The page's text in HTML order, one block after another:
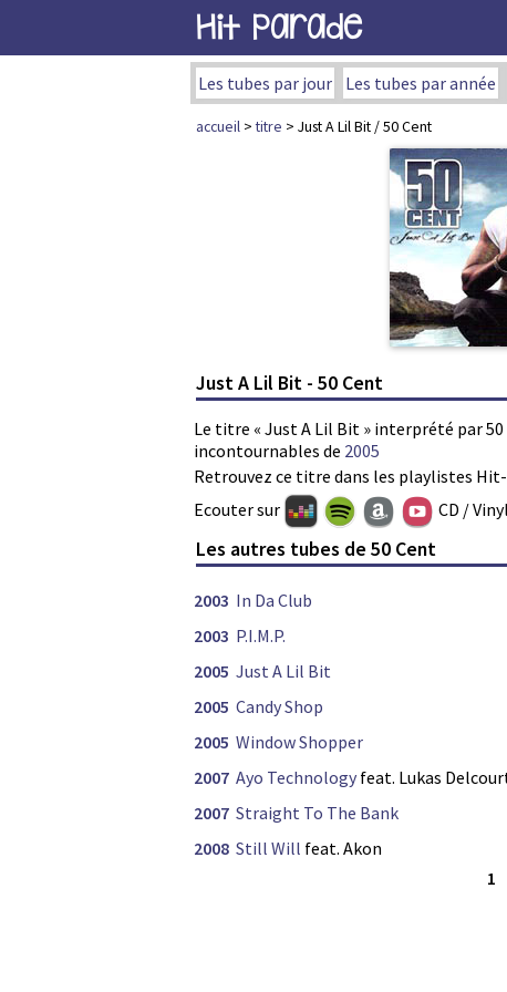
Hit Parade
Les tubes par jour Les tubes par année
accueil >titre > Just A Lil Bit / 50 Cent
Just A Lil Bit - 50 Cent
Le titre « Just A Lil Bit » interprété par
incontournables de 2005
Retrouvez ce titre dans les playlistes
Ecouter sur CD /
Les autres tubes de 50 Cent
2003 In Da Club
2003 P.I.M.P.
2005 Just A Lil Bit
2005 Candy Shop
2005 Window Shopper
2007 Ayo Technology feat. Lukas
2007 Straight To The Bank
2008 Still Will feat. Akon
1